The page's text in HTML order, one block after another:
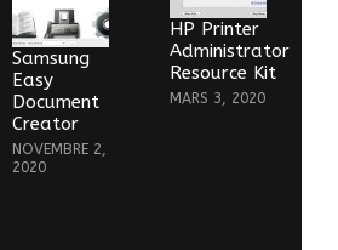
Samsung
Easy
Document
Creator
NOVEMBRE 2,
2020
HP Printer
Administrator
Resource Kit
MARS 3, 2020